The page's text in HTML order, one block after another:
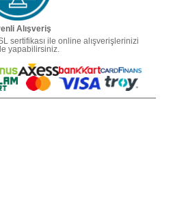
Alışveriş
sertifikası ile online alışverişlerinizi
yapabilirsiniz.